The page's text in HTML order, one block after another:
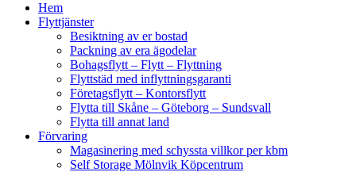
Hem
Flyttjänster
Besiktning av er bostad
Packning av era ägodelar
Bohagsflytt – Flytt – Flyttning
Flyttstäd med inflyttningsgaranti
Företagsflytt – Kontorsflytt
Flytta till Skåne – Göteborg – Sundsvall
Flytta till annat land
Förvaring
Magasinering med schyssta villkor per kbm
Self Storage Mölnvik Köpcentrum